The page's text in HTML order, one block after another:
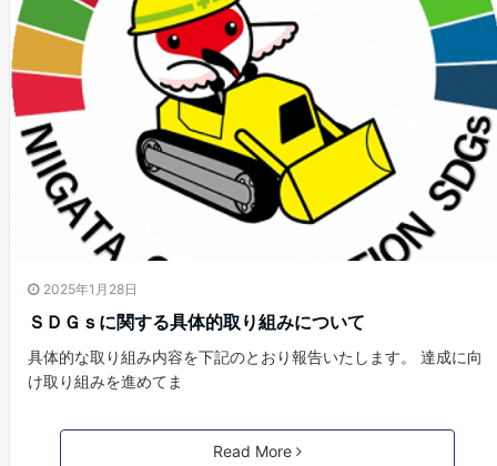
2025年1月28日
ＳＤＧｓに関する具体的取り組みについて
具体的な取り組み内容を下記のとおり報告いたします。 達成に向
け取り組みを進めてま
Read More